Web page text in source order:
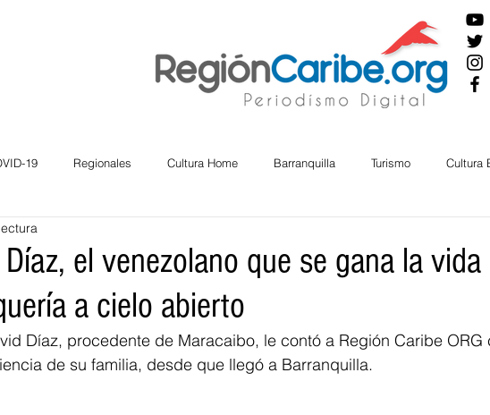
19 Regionales Cultura Home Barranquilla Turismo Cultura
Hermanos Mayores Economía
BIENESTAR AMBIENTAL AFRO
el venezolano que se gana la
a cielo abierto
Díaz, procedente de Maracaibo, le contó a Región Caribe ORG
de su familia, desde que llegó a Barranquilla.